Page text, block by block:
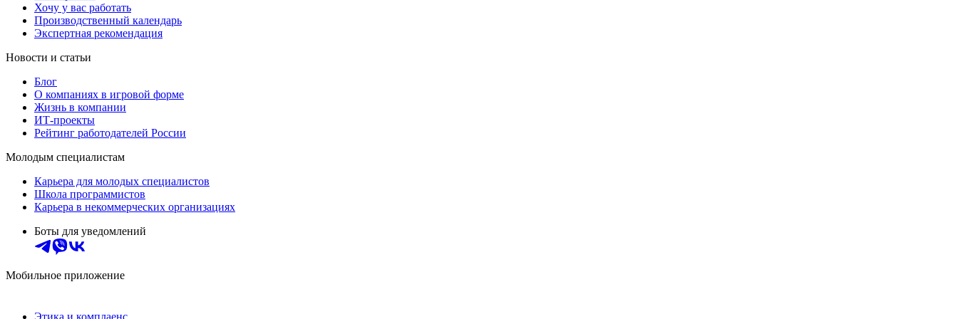
Хочу у вас работать
Производственный календарь
Экспертная рекомендация
Новости и статьи
Блог
О компаниях в игровой форме
Жизнь в компании
ИТ-проекты
Рейтинг работодателей России
Молодым специалистам
Карьера для молодых специалистов
Школа программистов
Карьера в некоммерческих организациях
Боты для уведомлений
Мобильное приложение
Этика и комплаенс